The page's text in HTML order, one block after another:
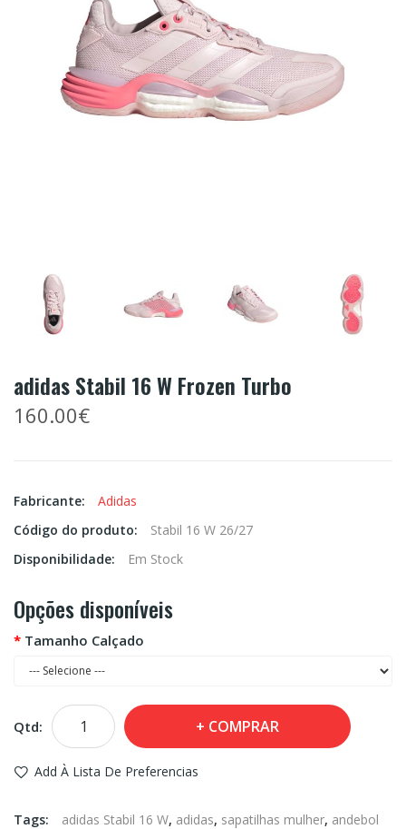
adidas Stabil 16 W Frozen Turbo
160.00€
Fabricante:
Adidas
Código do produto:
Stabil 16 W 26/27
Disponibilidade:
Em Stock
Opções disponíveis
Tamanho Calçado
Qtd: COMPRAR
Add À Lista De Preferencias
Tags: adidas Stabil 16 W, adidas, sapatilhas mulher, andebol